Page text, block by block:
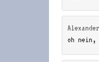
oh